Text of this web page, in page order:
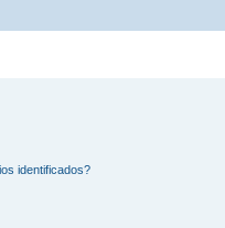
identificados?